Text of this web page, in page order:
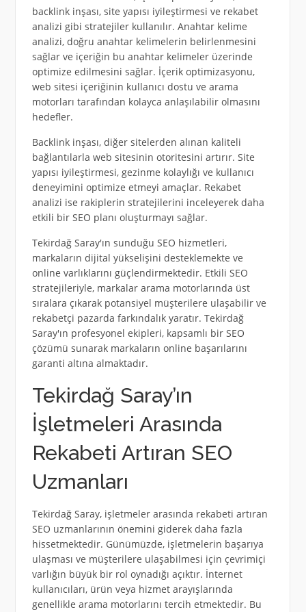
backlink inşası, site yapısı iyileştirmesi ve rekabet
analizi gibi stratejiler kullanılır. Anahtar kelime
analizi, doğru anahtar kelimelerin belirlenmesini
sağlar ve içeriğin bu anahtar kelimeler üzerinde
optimize edilmesini sağlar. İçerik optimizasyonu,
web sitesi içeriğinin kullanıcı dostu ve arama
motorları tarafından kolayca anlaşılabilir olmasını
hedefler.
Backlink inşası, diğer sitelerden alınan kaliteli
bağlantılarla web sitesinin otoritesini artırır. Site
yapısı iyileştirmesi, gezinme kolaylığı ve kullanıcı
deneyimini optimize etmeyi amaçlar. Rekabet
analizi ise rakiplerin stratejilerini inceleyerek daha
etkili bir SEO planı oluşturmayı sağlar.
Tekirdağ Saray'ın sunduğu SEO hizmetleri,
markaların dijital yükselişini desteklemekte ve
online varlıklarını güçlendirmektedir. Etkili SEO
stratejileriyle, markalar arama motorlarında üst
sıralara çıkarak potansiyel müşterilere ulaşabilir ve
rekabetçi pazarda farkındalık yaratır. Tekirdağ
Saray'ın profesyonel ekipleri, kapsamlı bir SEO
çözümü sunarak markaların online başarılarını
garanti altına almaktadır.
Tekirdağ Saray’ın
İşletmeleri Arasında
Rekabeti Artıran SEO
Uzmanları
Tekirdağ Saray, işletmeler arasında rekabeti artıran
SEO uzmanlarının önemini giderek daha fazla
hissetmektedir. Günümüzde, işletmelerin başarıya
ulaşması ve müşterilere ulaşabilmesi için çevrimiçi
varlığın büyük bir rol oynadığı açıktır. İnternet
kullanıcıları, ürün veya hizmet arayışlarında
genellikle arama motorlarını tercih etmektedir. Bu